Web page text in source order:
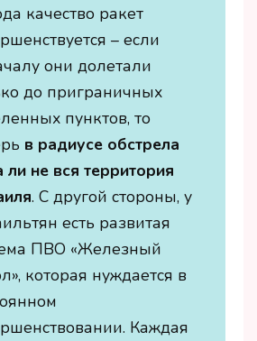
качество ракет
– если
они долетали
до приграничных
пунктов, то
в радиусе обстрела
ли не вся территория
. С другой стороны, у
есть развитая
ПВО «Железный
которая нуждается в
Каждая